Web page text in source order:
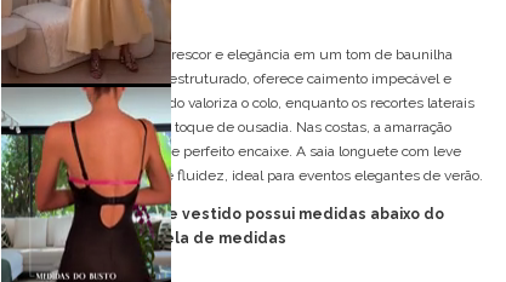
Descrição
O Vestido Midi Théa une frescor e elegância em um tom de baunilha
delicado. Feito em tecido estruturado, oferece caimento impecável e
conforto. O decote quadrado valoriza o colo, enquanto os recortes laterais
afinam a silhueta com um toque de ousadia. Nas costas, a amarração
ajustável garante charme e perfeito encaixe. A saia longuete com leve
franzido traz movimento e fluidez, ideal para eventos elegantes de verão.
FORMA PEQUENA: esse vestido possui medidas abaixo do
padrão, consulte tabela de medidas
Detalhes do modelo: